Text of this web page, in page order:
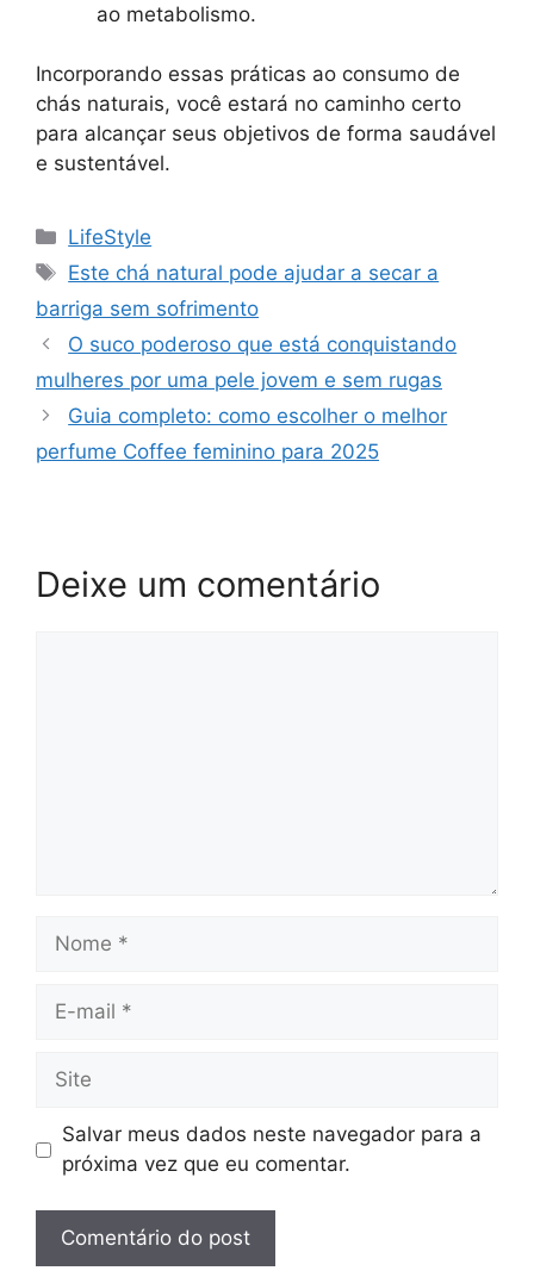
ao metabolismo.
Incorporando essas práticas ao consumo de
chás naturais, você estará no caminho certo
para alcançar seus objetivos de forma saudável
e sustentável.
Categorias
LifeStyle
Tags
Este chá natural pode ajudar a secar a
barriga sem sofrimento
O suco poderoso que está conquistando
mulheres por uma pele jovem e sem rugas
Guia completo: como escolher o melhor
perfume Coffee feminino para 2025
Deixe um comentário
Nome
Site
Salvar meus dados neste navegador para a
próxima vez que eu comentar.